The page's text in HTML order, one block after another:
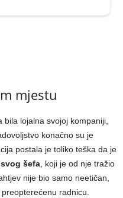
mjestu
lojalna svojoj kompaniji,
konačno su je
postala je toliko teška da je
šefa , koji je od nje tražio
nije bio samo neetičan,
radnicu.